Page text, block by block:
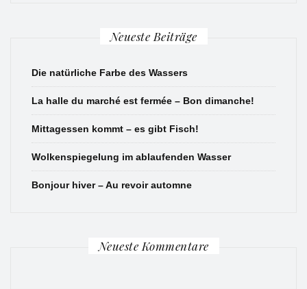
Neueste Beiträge
Die natürliche Farbe des Wassers
La halle du marché est fermée – Bon dimanche!
Mittagessen kommt – es gibt Fisch!
Wolkenspiegelung im ablaufenden Wasser
Bonjour hiver – Au revoir automne
Neueste Kommentare